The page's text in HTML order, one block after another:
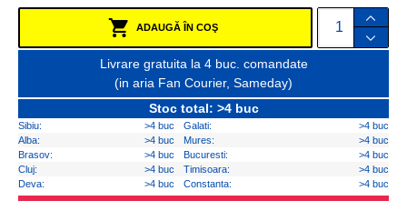
ADAUGĂ ÎN COŞ
Livrare gratuita la 4 buc. comandate
(in aria Fan Courier, Sameday)
Stoc total: >4 buc
Sibiu: >4 buc Galati:
>4 buc
Alba:
>4 buc Mures:
>4 buc
Brasov:
>4 buc Bucuresti:
>4 buc
Cluj:
>4 buc Timisoara:
>4 buc
Deva:
>4 buc Constanta: >4 buc